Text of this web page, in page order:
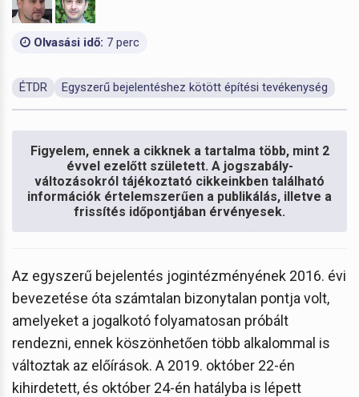
Olvasási idő: 7 perc
ÉTDR Egyszerű bejelentéshez kötött építési tevékenység
Figyelem, ennek a cikknek a tartalma több, mint 2
évvel ezelőtt született. A jogszabály-
változásokról tájékoztató cikkeinkben található
információk értelemszerűen a publikálás, illetve a
frissítés időpontjában érvényesek.
Az egyszerű bejelentés jogintézményének 2016. évi
bevezetése óta számtalan bizonytalan pontja volt,
amelyeket a jogalkotó folyamatosan próbált
rendezni, ennek köszönhetően több alkalommal is
változtak az előírások. A 2019. október 22-én
kihirdetett, és október 24-én hatályba is lépett